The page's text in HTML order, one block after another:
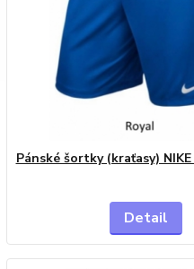
Pánské šortky (kraťasy) NIKE
Detail